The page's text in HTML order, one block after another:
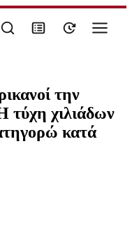
την
τύχη χιλιάδων
κατά